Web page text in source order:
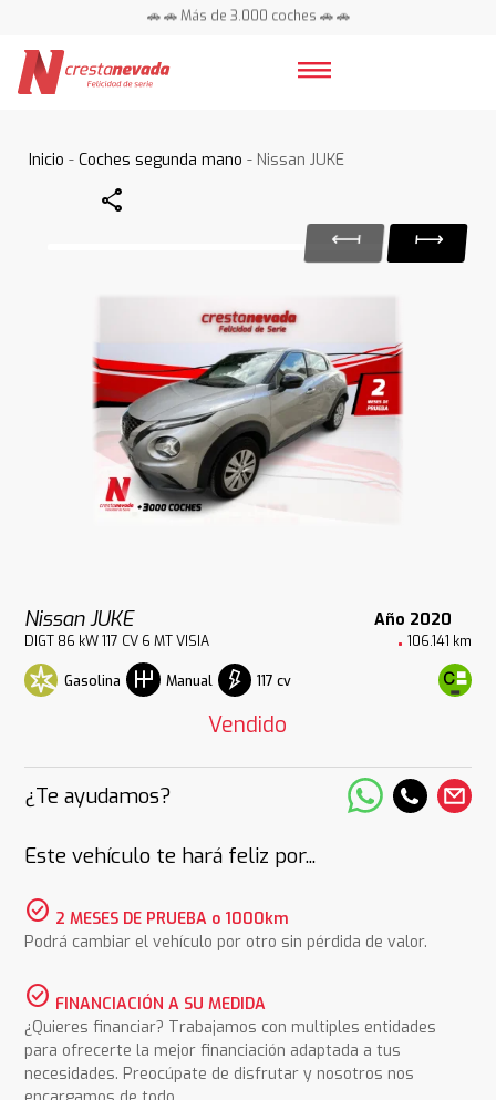
🚗 🚗 Más de 3.000 coches 🚗 🚗
Inicio -Coches segunda mano - Nissan JUKE
Share
Nissan JUKE Año 2020
DIGT 86 kW 117 CV 6 MT VISIA 106.141 km
Gasolina Manual 117 cv
Vendido
¿Te ayudamos?
Este vehículo te hará feliz por...
check_circle 2 MESES DE PRUEBA o 1000km
Podrá cambiar el vehículo por otro sin pérdida de valor.
check_circle FINANCIACIÓN A SU MEDIDA
¿Quieres financiar? Trabajamos con multiples entidades
para ofrecerte la mejor financiación adaptada a tus
necesidades. Preocúpate de disfrutar y nosotros nos